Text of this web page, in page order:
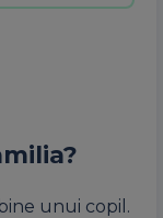
unui copil.